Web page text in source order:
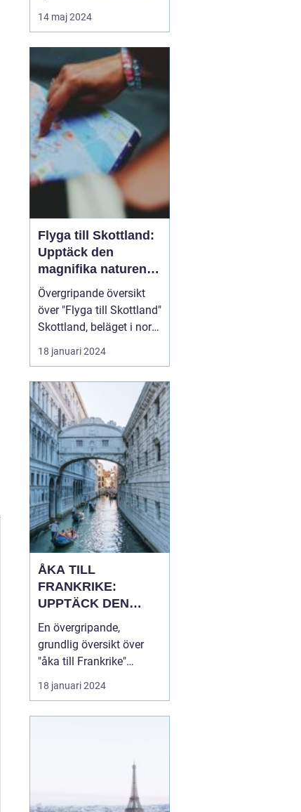
pedagogiska inslag, där
målet är att berika
utanför klassrummets
fyra väggar. Gotland står
ut som en av de mest
attr...
14 maj 2024
Flyga till Skottland:
Upptäck den
magnifika naturen
och rika historien
Övergripande översikt
över "Flyga till Skottland"
Skottland, beläget i norra
delen av Storbritannien,
har länge fascinerat
spektakulära natur,
historiska sevärdheter
och unika kultur. Att
flyga till Skottland är ett
populärt val fö...
18 januari 2024
ÅKA TILL
FRANKRIKE:
UPPTÄCK DEN
MÅNGFALDIGA
SKÖNHETEN
En övergripande,
grundlig översikt över
"åka till Frankrike"
Franska republiken, känt
som Frankrike, lockar
turistdestinationerna i
världen har Frankrike en
18 januari 2024